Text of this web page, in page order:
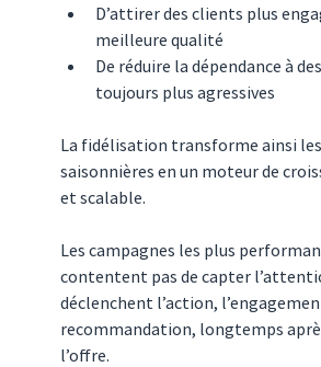
D’attirer des clients plus
meilleure qualité
De réduire la dépendance à
toujours plus agressives
La fidélisation transforme ainsi
saisonnières en un moteur de
et scalable.
Les campagnes les plus
contentent pas de capter
déclenchent l’action,
recommandation, longtemps
l’offre.